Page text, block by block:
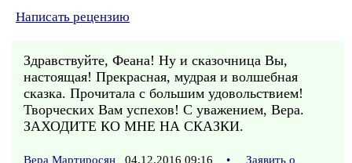
Написать рецензию
Здравствуйте, Феана! Ну и сказочница Вы,
настоящая! Прекрасная, мудрая и волшебная
сказка. Прочитала с большим удовольствием!
Творческих Вам успехов! С уважением, Вера.
ЗАХОДИТЕ КО МНЕ НА СКАЗКИ.
Вера Мартиросян 04.12.2016 09:16 •
Заявить о